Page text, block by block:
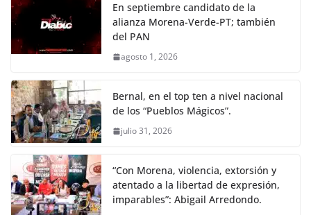
En septiembre candidato de la
alianza Morena-Verde-PT; también
del PAN
agosto 1, 2026
Bernal, en el top ten a nivel nacional
de los “Pueblos Mágicos”.
julio 31, 2026
“Con Morena, violencia, extorsión y
atentado a la libertad de expresión,
imparables”: Abigail Arredondo.